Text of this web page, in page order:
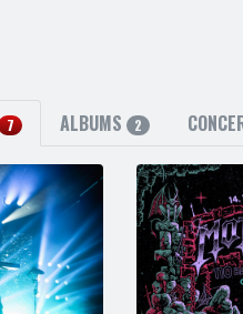
7 ALBUMS 2